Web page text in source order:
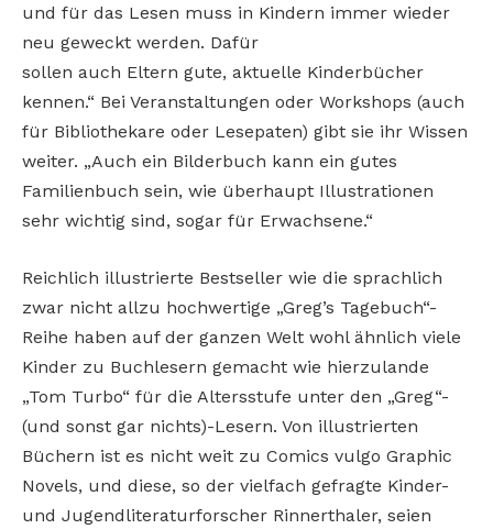
und für das Lesen muss in Kindern immer wieder
neu geweckt werden. Dafür
sollen auch Eltern gute, aktuelle Kinderbücher
kennen.“ Bei Veranstaltungen oder Workshops (auch
für Bibliothekare oder Lesepaten) gibt sie ihr Wissen
weiter. „Auch ein Bilderbuch kann ein gutes
Familienbuch sein, wie überhaupt Illustrationen
sehr wichtig sind, sogar für Erwachsene.“
Reichlich illustrierte Bestseller wie die sprachlich
zwar nicht allzu hochwertige „Greg’s Tagebuch“-
Reihe haben auf der ganzen Welt wohl ähnlich viele
Kinder zu Buchlesern gemacht wie hierzulande
„Tom Turbo“ für die Altersstufe unter den „Greg“-
(und sonst gar nichts)-Lesern. Von illustrierten
Büchern ist es nicht weit zu Comics vulgo Graphic
Novels, und diese, so der vielfach gefragte Kinder-
und Jugendliteraturforscher Rinnerthaler, seien